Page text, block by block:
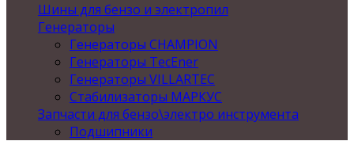
Шины для бензо и электропил
Генераторы
Генераторы CHAMPION
Генераторы TecEner
Генераторы VILLARTEC
Стабилизаторы МАРКУС
Запчасти для бензо\электро инструмента
Подшипники